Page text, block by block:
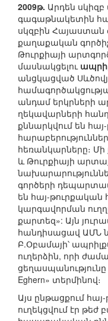
2009թ. Արդեն
գագաթնակետին
սկզբին Հայաստան
քաղաքական
Թուրքիայի
մասնակցելու
անցկացված
անդամ երկրների
ղեկավարների
քննարկվում են
հեռանկարները։ Մի
և Թուրքիայի
գործերի
են հայ-թուրքական
կարգավորման
քարտեզ»: Այն
հանդիսացավ ԱՄՆ
Բ.Օբամայի՝
ուղերձին, որի
ցեղասպանությունը
Eghern» տերմինով։
Այս ընթացքում
ուղեկցվում էր